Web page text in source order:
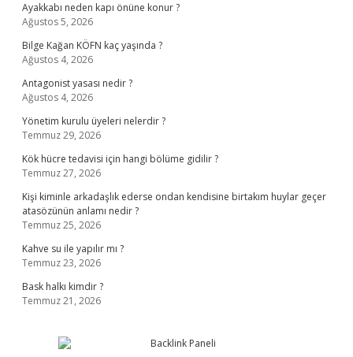
Ayakkabı neden kapı önüne konur ?
Ağustos 5, 2026
Bilge Kağan KÖFN kaç yaşında ?
Ağustos 4, 2026
Antagonist yasası nedir ?
Ağustos 4, 2026
Yönetim kurulu üyeleri nelerdir ?
Temmuz 29, 2026
Kök hücre tedavisi için hangi bölüme gidilir ?
Temmuz 27, 2026
Kişi kiminle arkadaşlık ederse ondan kendisine birtakım huylar geçer
atasözünün anlamı nedir ?
Temmuz 25, 2026
Kahve su ile yapılır mı ?
Temmuz 23, 2026
Bask halkı kimdir ?
Temmuz 21, 2026